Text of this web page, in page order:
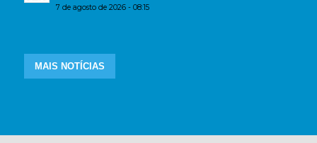
7 de agosto de 2026 - 08:15
MAIS NOTÍCIAS